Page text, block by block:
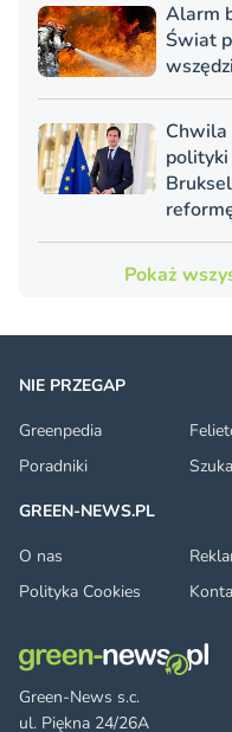
Alarm
Świat
Chwila
Pokaż
Green-News s.c.
ul. Piękna 24/26A
NIE PRZEGAP
Greenpedia
Poradniki
GREEN-NEWS.PL
O nas
Polityka Cookies